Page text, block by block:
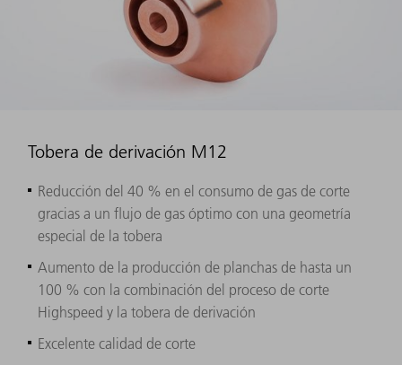
Tobera de derivación M12
Reducción del 40 % en el consumo de gas de corte
gracias a un flujo de gas óptimo con una geometría
especial de la tobera
Aumento de la producción de planchas de hasta un
100 % con la combinación del proceso de corte
Highspeed y la tobera de derivación
Excelente calidad de corte